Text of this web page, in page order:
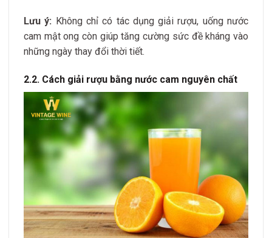
Lưu ý: Không chỉ có tác dụng giải rượu, uống nước
cam mật ong còn giúp tăng cường sức đề kháng vào
những ngày thay đổi thời tiết.
2.2. Cách giải rượu bằng nước cam nguyên chất